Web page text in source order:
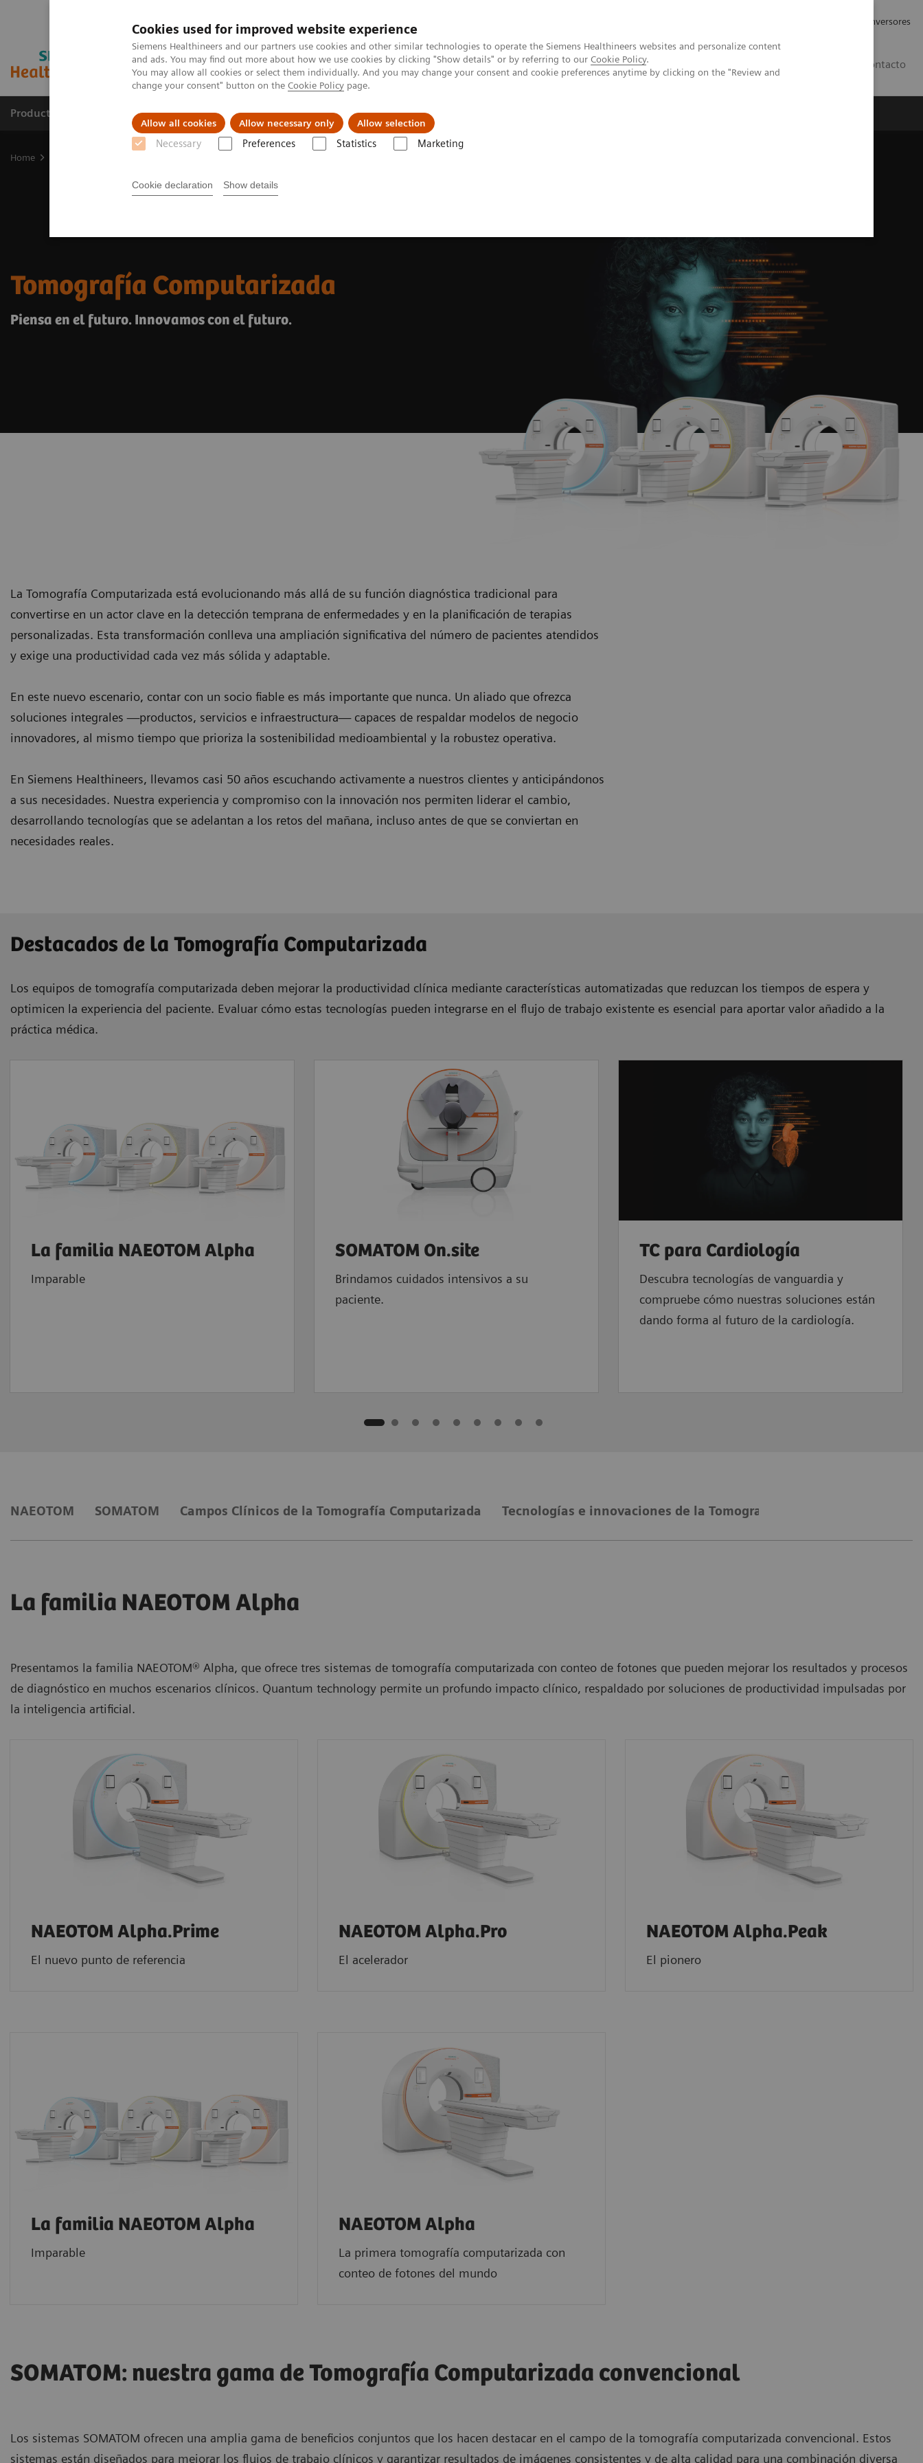
Cookies used for improved website experience
Siemens Healthineers and our partners use cookies and other similar technologies to operate the Siemens Healthineers websites and personalize content
and ads. You may find out more about how we use cookies by clicking "Show details" or by referring to our Cookie Policy.
You may allow all cookies or select them individually. And you may change your consent and cookie preferences anytime by clicking on the "Review and
change your consent" button on the Cookie Policy page.
Allow all cookies Allow necessary only Allow selection
Necessary Preferences Statistics Marketing
Cookie declaration Show details
Relaciones con Inversores
Contacto
Productos y servicios Especialidades clínicas Retos y soluciones
Home
Tomografía Computarizada
Piensa en el futuro. Innovamos con el futuro.
La Tomografía Computarizada está evolucionando más allá de su función diagnóstica tradicional para
convertirse en un actor clave en la detección temprana de enfermedades y en la planificación de terapias
personalizadas. Esta transformación conlleva una ampliación significativa del número de pacientes atendidos
y exige una productividad cada vez más sólida y adaptable.
En este nuevo escenario, contar con un socio fiable es más importante que nunca. Un aliado que ofrezca
soluciones integrales —productos, servicios e infraestructura— capaces de respaldar modelos de negocio
innovadores, al mismo tiempo que prioriza la sostenibilidad medioambiental y la robustez operativa.
En Siemens Healthineers, llevamos casi 50 años escuchando activamente a nuestros clientes y anticipándonos
a sus necesidades. Nuestra experiencia y compromiso con la innovación nos permiten liderar el cambio,
desarrollando tecnologías que se adelantan a los retos del mañana, incluso antes de que se conviertan en
necesidades reales.
Destacados de la Tomografía Computarizada
Los equipos de tomografía computarizada deben mejorar la productividad clínica mediante características automatizadas que reduzcan los tiempos de espera y
optimicen la experiencia del paciente. Evaluar cómo estas tecnologías pueden integrarse en el flujo de trabajo existente es esencial para aportar valor añadido a la
práctica médica.
La familia NAEOTOM Alpha
Imparable
SOMATOM On.site
Brindamos cuidados intensivos a su
paciente.
TC para Cardiología
Descubra tecnologías de vanguardia y
compruebe cómo nuestras soluciones están
dando forma al futuro de la cardiología.
NAEOTOM SOMATOM Campos Clínicos de la Tomografía Computarizada Tecnologías e innovaciones de la Tomografía Computarizada
La familia NAEOTOM Alpha
Presentamos la familia NAEOTOM® Alpha, que ofrece tres sistemas de tomografía computarizada con conteo de fotones que pueden mejorar los resultados y procesos
de diagnóstico en muchos escenarios clínicos. Quantum technology permite un profundo impacto clínico, respaldado por soluciones de productividad impulsadas por
la inteligencia artificial.
NAEOTOM Alpha.Prime
El nuevo punto de referencia
NAEOTOM Alpha.Pro
El acelerador
NAEOTOM Alpha.Peak
El pionero
La familia NAEOTOM Alpha
Imparable
NAEOTOM Alpha
La primera tomografía computarizada con
conteo de fotones del mundo
SOMATOM: nuestra gama de Tomografía Computarizada convencional
Los sistemas SOMATOM ofrecen una amplia gama de beneficios conjuntos que los hacen destacar en el campo de la tomografía computarizada convencional. Estos
sistemas están diseñados para mejorar los flujos de trabajo clínicos y garantizar resultados de imágenes consistentes y de alta calidad para una combinación diversa